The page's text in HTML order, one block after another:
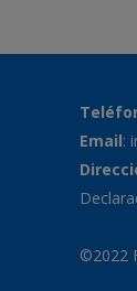
Email:
©2022